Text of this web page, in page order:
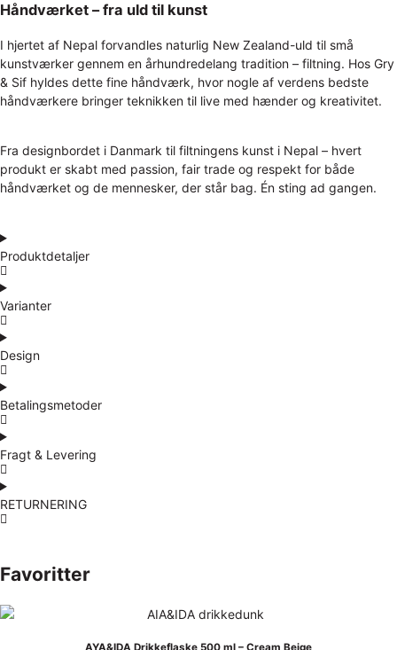
Håndværket – fra uld til kunst
I hjertet af Nepal forvandles naturlig New Zealand-uld til små
kunstværker gennem en århundredelang tradition – filtning. Hos Gry
& Sif hyldes dette fine håndværk, hvor nogle af verdens bedste
håndværkere bringer teknikken til live med hænder og kreativitet.
Fra designbordet i Danmark til filtningens kunst i Nepal – hvert
produkt er skabt med passion, fair trade og respekt for både
håndværket og de mennesker, der står bag. Én sting ad gangen.
Produktdetaljer
Varianter
Design
Betalingsmetoder
Fragt & Levering
RETURNERING
Favoritter